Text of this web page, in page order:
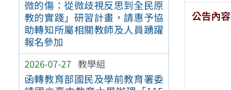
微的傷：從微歧視反思到全民原
教的實踐」研習計畫，請惠予協
助轉知所屬相關教師及人員踴躍
報名參加
2026-07-27 教學組
函轉教育部國民及學前教育署委
公告內容